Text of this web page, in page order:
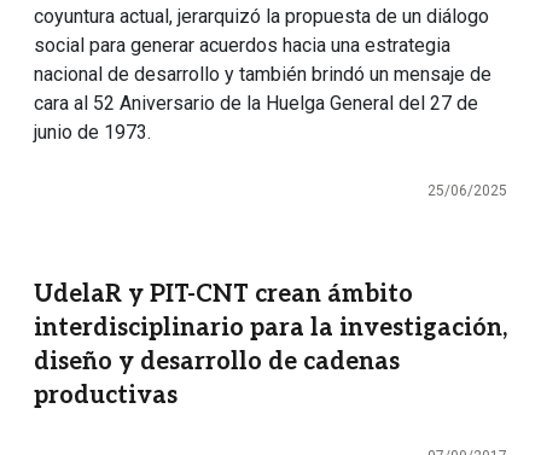
coyuntura actual, jerarquizó la propuesta de un diálogo
social para generar acuerdos hacia una estrategia
nacional de desarrollo y también brindó un mensaje de
cara al 52 Aniversario de la Huelga General del 27 de
junio de 1973.
25/06/2025
UdelaR y PIT-CNT crean ámbito
interdisciplinario para la investigación,
diseño y desarrollo de cadenas
productivas